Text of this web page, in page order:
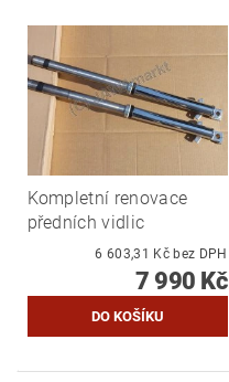
Kompletní renovace
předních vidlic
6 603,31 Kč bez DPH
7 990 Kč